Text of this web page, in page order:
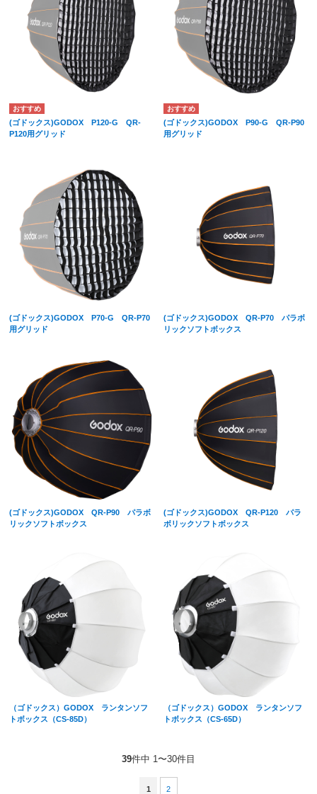
(ゴドックス)GODOX P120-G QR-
P120用グリッド
(ゴドックス)GODOX P90-G QR-P90
用グリッド
(ゴドックス)GODOX P70-G QR-P70
用グリッド
(ゴドックス)GODOX QR-P70 パラボ
リックソフトボックス
(ゴドックス)GODOX QR-P90 パラボ
リックソフトボックス
(ゴドックス)GODOX QR-P120 パラ
ボリックソフトボックス
（ゴドックス）GODOX ランタンソフ
トボックス（CS-85D）
（ゴドックス）GODOX ランタンソフ
トボックス（CS-65D）
39件中 1〜30件目
1 2